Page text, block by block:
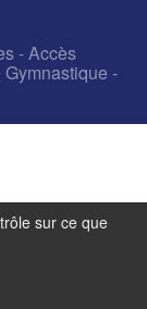
-Accès
-
sur ce que